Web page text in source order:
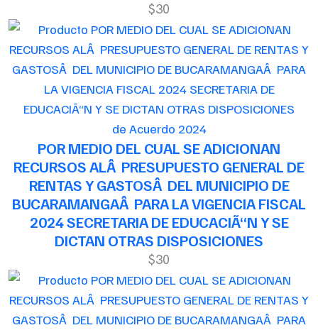
$30
de Acuerdo 2024
POR MEDIO DEL CUAL SE ADICIONAN
RECURSOS ALÂ PRESUPUESTO GENERAL DE
RENTAS Y GASTOSÂ DEL MUNICIPIO DE
BUCARAMANGAÂ PARA LA VIGENCIA FISCAL
2024 SECRETARIA DE EDUCACIÃ“N Y SE
DICTAN OTRAS DISPOSICIONES
$30